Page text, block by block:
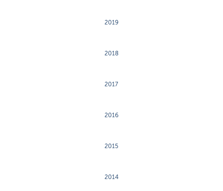
2019
2018
2017
2016
2015
2014